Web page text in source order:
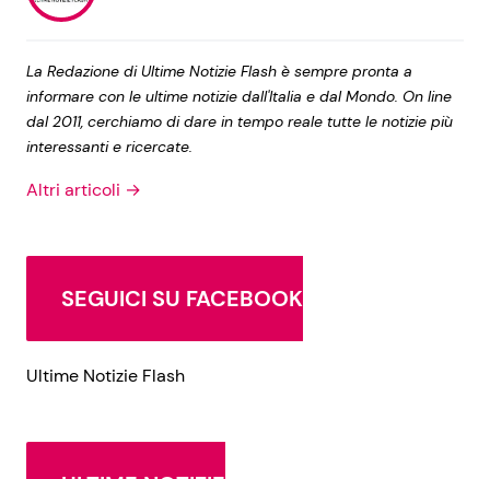
La Redazione di Ultime Notizie Flash è sempre pronta a
informare con le ultime notizie dall'Italia e dal Mondo. On line
dal 2011, cerchiamo di dare in tempo reale tutte le notizie più
interessanti e ricercate.
Altri articoli →
SEGUICI SU FACEBOOK
Ultime Notizie Flash